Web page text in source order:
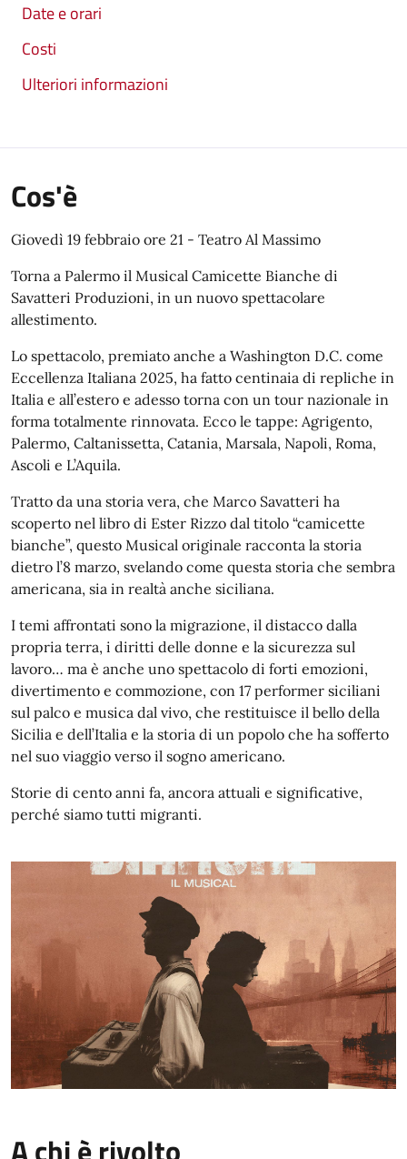
Date e orari
Costi
Ulteriori informazioni
Cos'è
Giovedì 19 febbraio ore 21 - Teatro Al Massimo
Torna a Palermo il Musical Camicette Bianche di
Savatteri Produzioni, in un nuovo spettacolare
allestimento.
Lo spettacolo, premiato anche a Washington D.C. come
Eccellenza Italiana 2025, ha fatto centinaia di repliche in
Italia e all’estero e adesso torna con un tour nazionale in
forma totalmente rinnovata. Ecco le tappe: Agrigento,
Palermo, Caltanissetta, Catania, Marsala, Napoli, Roma,
Ascoli e L’Aquila.
Tratto da una storia vera, che Marco Savatteri ha
scoperto nel libro di Ester Rizzo dal titolo “camicette
bianche”, questo Musical originale racconta la storia
dietro l’8 marzo, svelando come questa storia che sembra
americana, sia in realtà anche siciliana.
I temi affrontati sono la migrazione, il distacco dalla
propria terra, i diritti delle donne e la sicurezza sul
lavoro… ma è anche uno spettacolo di forti emozioni,
divertimento e commozione, con 17 performer siciliani
sul palco e musica dal vivo, che restituisce il bello della
Sicilia e dell’Italia e la storia di un popolo che ha sofferto
nel suo viaggio verso il sogno americano.
Storie di cento anni fa, ancora attuali e significative,
perché siamo tutti migranti.